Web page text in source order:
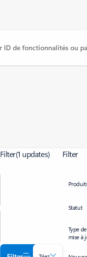
Filter(1 updates) Filter
Statut
Type de
mise à